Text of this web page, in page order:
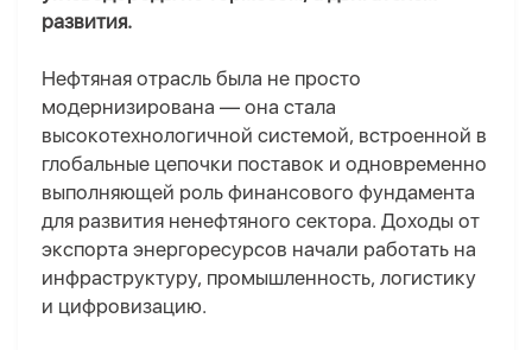
развития.
Нефтяная отрасль была не просто
модернизирована — она стала
высокотехнологичной системой, встроенной в
глобальные цепочки поставок и одновременно
выполняющей роль финансового фундамента
для развития ненефтяного сектора. Доходы от
экспорта энергоресурсов начали работать на
инфраструктуру, промышленность, логистику
и цифровизацию.